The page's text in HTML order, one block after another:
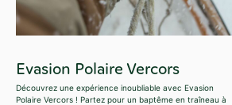
Evasion Polaire Vercors
Découvrez une expérience inoubliable avec Evasion
Polaire Vercors ! Partez pour un baptême en traîneau à